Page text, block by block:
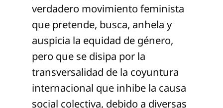
verdadero movimiento feminista
que pretende, busca, anhela y
auspicia la equidad de género,
pero que se disipa por la
transversalidad de la coyuntura
internacional que inhibe la causa
social colectiva, debido a diversas